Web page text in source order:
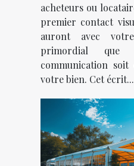
acheteurs ou
premier contact
auront avec
primordial
communication
votre bien. Cet écrit...